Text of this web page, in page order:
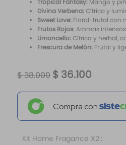
Tropical Fantasy: Mango y
Divina Verbena: Cítrica y
Sweet Love: Floral-frutal con
Frutos Rojos: Aromas
Limoncello: Cítrica y herbal,
Frescura de Melón: Frutal y
$38.000 $ 36.100
Compra con
Kit Home Fragance X2.: